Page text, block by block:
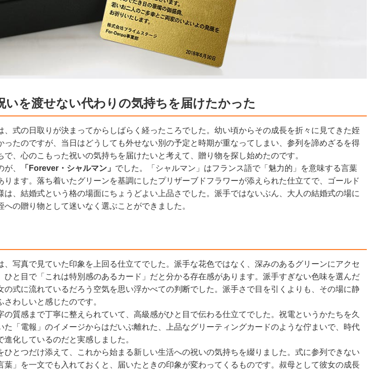
いを渡せない代わりの気持ちを届けたかった
式の日取りが決まってからしばらく経ったころでした。幼い頃からその成長を折々に見てきた姪
たのですが、当日はどうしても外せない別の予定と時期が重なってしまい、参列を諦めざるを得
、心のこもった祝いの気持ちを届けたいと考えて、贈り物を探し始めたのです。
、
「Forever・シャルマン」 でした。「シャルマン」はフランス語で「魅力的」を意味する言葉
ます。落ち着いたグリーンを基調にしたプリザーブドフラワーが添えられた仕立てで、ゴールド
、結婚式という格の場面にちょうどよい上品さでした。派手ではないぶん、大人の結婚式の場に
の贈り物として迷いなく選ぶことができました。
写真で見ていた印象を上回る仕立てでした。派手な花色ではなく、深みのあるグリーンにアクセ
ひと目で「これは特別感のあるカード」だと分かる存在感があります。派手すぎない色味を選んだ
式に流れているだろう空気を思い浮かべての判断でした。派手さで目を引くよりも、その場に静
わしいと感じたのです。
質感まで丁寧に整えられていて、高級感がひと目で伝わる仕立てでした。祝電というかたちを久
た「電報」のイメージからはだいぶ離れた、上品なグリーティングカードのような佇まいで、時代
化しているのだと実感しました。
ひとつだけ添えて、これから始まる新しい生活への祝いの気持ちを綴りました。式に参列できない
」を一文でも入れておくと、届いたときの印象が変わってくるものです。叔母として彼女の成長